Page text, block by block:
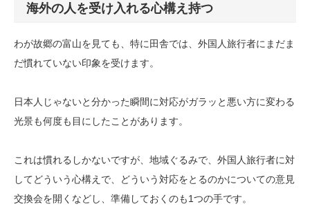
海外の人を受け入れる心構え持つ
わが故郷の富山を見ても、特に田舎では、外国人旅行者にまだま
だ慣れていない印象を受けます。
日本人じゃないと分かった瞬間に対応がガラッと悪い方に変わる
光景も何度も目にしたことがあります。
これは慣れるしかないですが、地域ぐるみで、外国人旅行者に対
してどういう心構えで、どういう対応をとるのかについての意見
交換会を開くなどし、準備しておくのも1つの手です。